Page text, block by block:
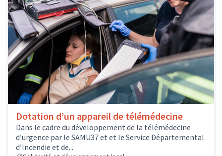
Dotation d’un appareil de télémédecine
Dans le cadre du développement de la télémédecine
d’urgence par le SAMU37 et et le Service Départemental
d’Incendie et de...